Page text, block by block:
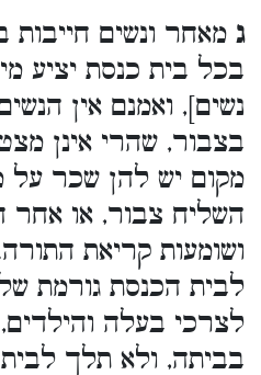
ג מאחר ונשים חייבות
בכל בית כנסת יציע
נשים], ואמנם אין
בצבור, שהרי אינן
מקום יש להן שכר על
השליח צבור, או אחר
ושומעות קריאת
לבית הכנסת גורמת
לצרכי בעלה
בביתה, ולא תלך